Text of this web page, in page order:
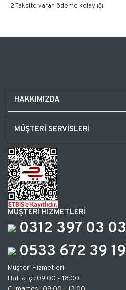
12 Taksite varan ödeme kolaylığı
HAKKIMIZDA
MÜŞTERİ SERVİSLERİ
MÜŞTERİ HİZMETLERİ
0312 397 03 03
0533 672 39 19
Müşteri Hizmetleri
Hafta içi: 09:00 - 18:00